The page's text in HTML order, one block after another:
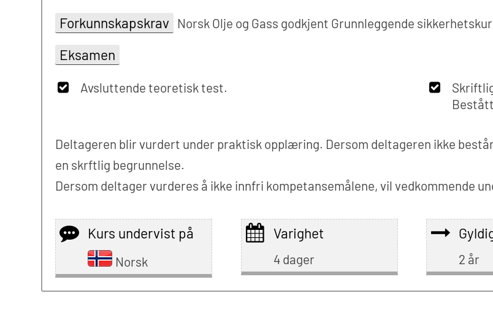
Forkunnskapskrav Norsk Olje og Gass godkjent Grunnleggende
Eksamen
Avsluttende teoretisk test.
Deltageren blir vurdert under praktisk opplæring. Dersom deltageren ikke
en skrftlig begrunnelse.
Dersom deltager vurderes å ikke innfri kompetansemålene, vil vedkommende
Kurs undervist på
Norsk
Varighet
4 dager 2 år